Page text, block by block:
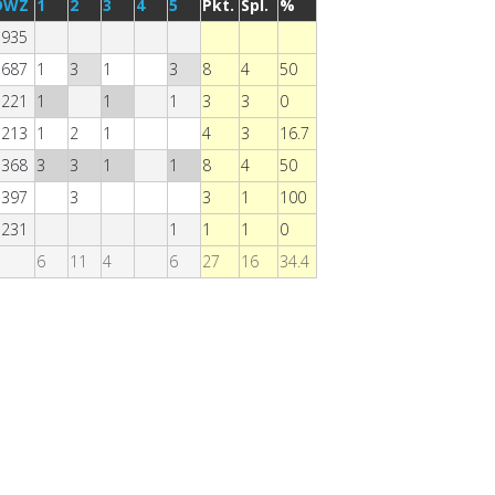
1 2 3 4 5 Pkt. Spl.
%
1 3 1 3 8 4
50
1 1 1 3 3
0
1 2 1 4 3
16.7
3 3 1 1 8 4
50
3 3 1
100
1 1 1
0
6
11 4 6 27 16 34.4